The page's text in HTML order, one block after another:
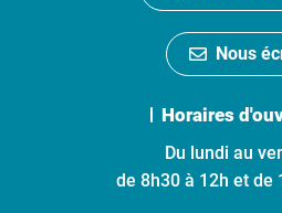
Nous
Horaires
Du lundi au
de 8h30 à 12h et de